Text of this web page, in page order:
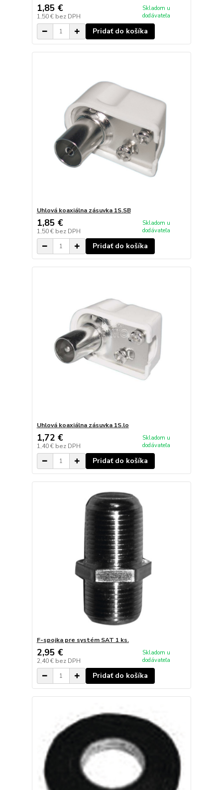
1,85 €
1,50 € bez DPH
Skladom u
dodávateľa
Pridať do košíka
Uhlová koaxiálna zásuvka 1S.SB
1,85 €
1,50 € bez DPH
Skladom u
dodávateľa
Pridať do košíka
Uhlová koaxiálna zásuvka 1S.lo
1,72 €
1,40 € bez DPH
Skladom u
dodávateľa
Pridať do košíka
F-spojka pre systém SAT 1 ks.
2,95 €
2,40 € bez DPH
Skladom u
dodávateľa
Pridať do košíka